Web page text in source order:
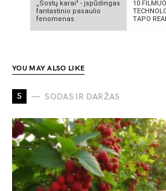
„Sostų karai" - įspūdingas
fantastinio pasaulio
fenomenas
10
TAPO
YOU MAY ALSO LIKE
S SODAS IR DARŽAS